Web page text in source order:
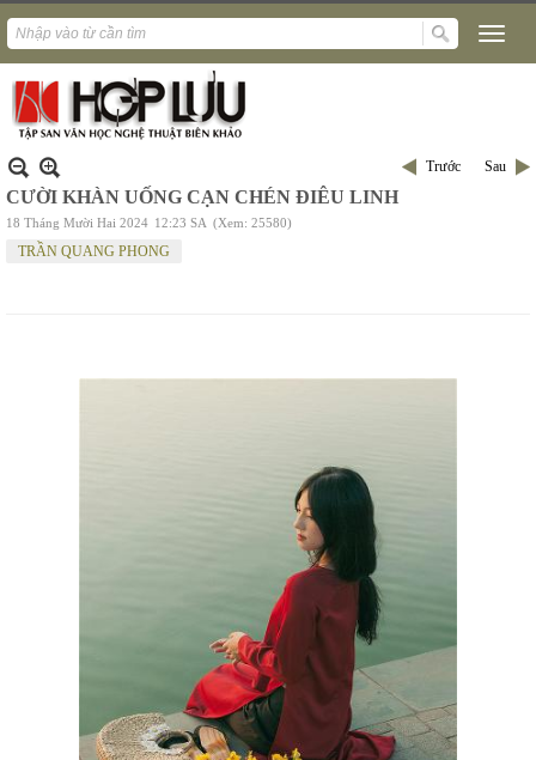
Trước Sau
CƯỜI KHÀN UỐNG CẠN CHÉN ĐIÊU LINH
18 Tháng Mười Hai 2024 12:23 SA (Xem: 25580)
TRẦN QUANG PHONG